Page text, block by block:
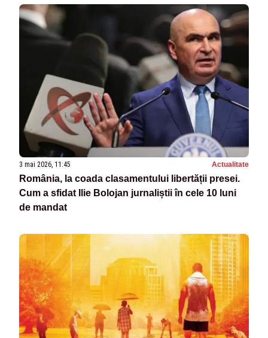
3 mai 2026, 11:45 Actualitate
România, la coada clasamentului libertății presei.
Cum a sfidat Ilie Bolojan jurnaliștii în cele 10 luni
de mandat